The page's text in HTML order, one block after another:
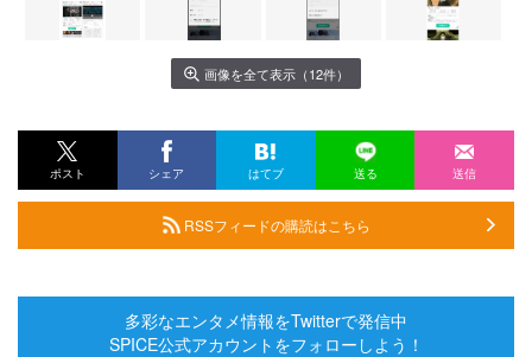
画像を全て表示（12件）
ポスト シェア はてブ 送る 送信
RSSフィードの購読はこちら
多彩なエンタメ情報をTwitterで発信中
SPICE公式アカウントをフォローしよう！